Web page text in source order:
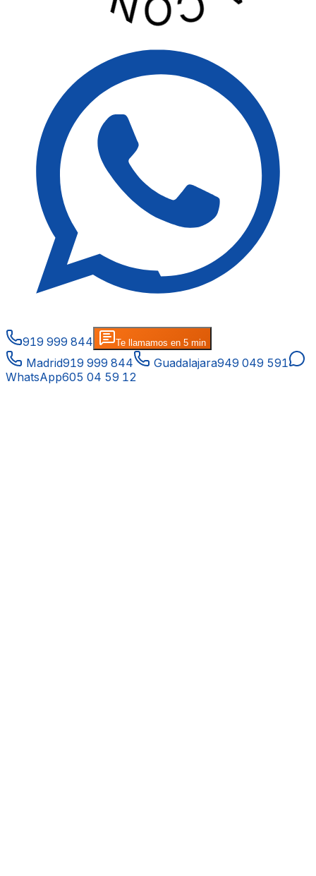
919 999 844 Te llamamos en 5 min
Madrid919 999 844 Guadalajara949 049 591
WhatsApp605 04 59 12